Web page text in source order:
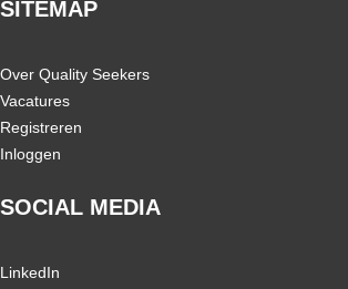
SITEMAP
Over Quality Seekers
Vacatures
Registreren
Inloggen
SOCIAL MEDIA
LinkedIn